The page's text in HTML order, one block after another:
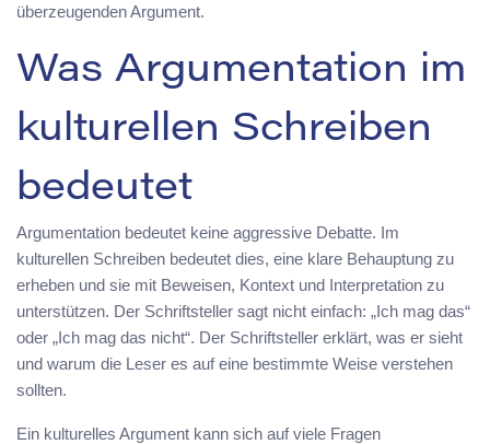
überzeugenden Argument.
Was Argumentation im
kulturellen Schreiben
bedeutet
Argumentation bedeutet keine aggressive Debatte. Im
kulturellen Schreiben bedeutet dies, eine klare Behauptung zu
erheben und sie mit Beweisen, Kontext und Interpretation zu
unterstützen. Der Schriftsteller sagt nicht einfach: „Ich mag das“
oder „Ich mag das nicht“. Der Schriftsteller erklärt, was er sieht
und warum die Leser es auf eine bestimmte Weise verstehen
sollten.
Ein kulturelles Argument kann sich auf viele Fragen